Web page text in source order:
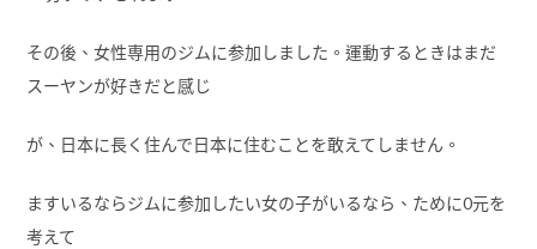
その後、女性専用のジムに参加しました。運動するときはまだ
スーヤンが好きだと感じ
が、日本に長く住んで日本に住むことを敢えてしません。
ますいるならジムに参加したい女の子がいるなら、ために0元を
考えて